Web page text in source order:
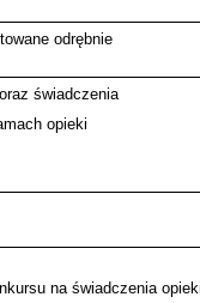
odrębnie
świadczenia
opieki
na świadczenia